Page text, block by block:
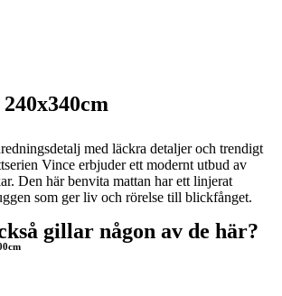
med läckra detaljer och trendigt
Vince erbjuder ett modernt utbud av
Den här benvita mattan har ett linjerat
som ger liv och rörelse till blickfånget.
gillar någon av de här?